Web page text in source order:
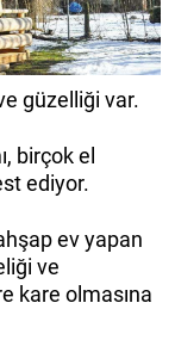
güzelliği var.
birçok el
ediyor.
ev yapan
ve
kare olmasına